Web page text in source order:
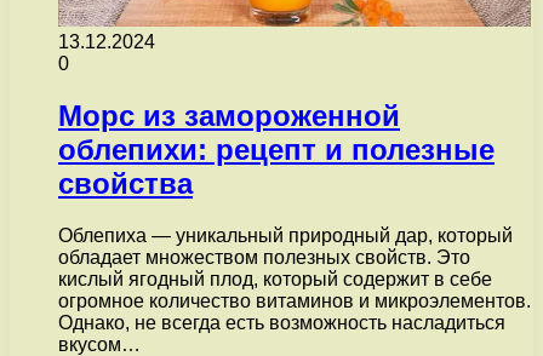
13.12.2024
0
Морс из замороженной
облепихи: рецепт и полезные
свойства
Облепиха — уникальный природный дар, который
обладает множеством полезных свойств. Это
кислый ягодный плод, который содержит в себе
огромное количество витаминов и микроэлементов.
Однако, не всегда есть возможность насладиться
вкусом…